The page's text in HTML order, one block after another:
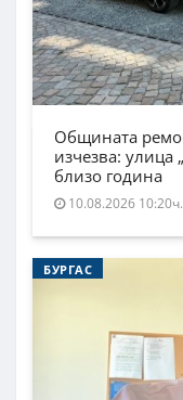
Общината
изчезва: улица
близо година
10.08.2026 10:20ч.
БУРГАС